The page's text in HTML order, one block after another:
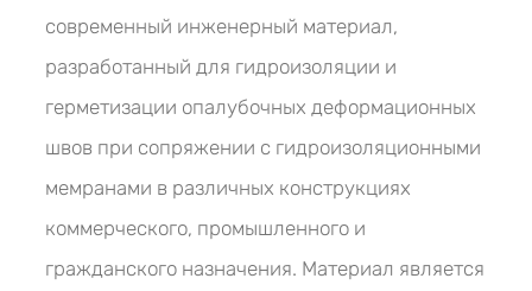
современный инженерный материал,
разработанный для гидроизоляции и
герметизации опалубочных деформационных
швов при сопряжении с гидроизоляционными
мемранами в различных конструкциях
коммерческого, промышленного и
гражданского назначения. Материал является